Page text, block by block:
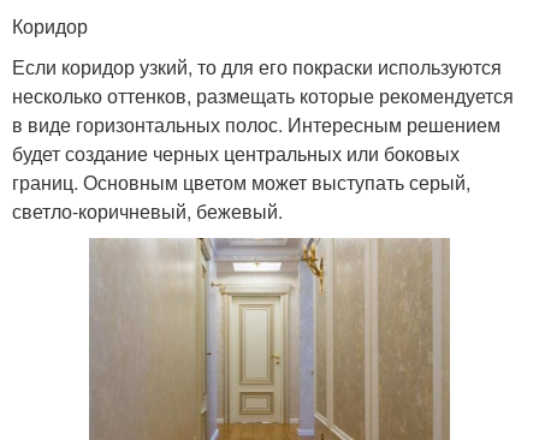
Коридор
Если коридор узкий, то для его покраски используются
несколько оттенков, размещать которые рекомендуется
в виде горизонтальных полос. Интересным решением
будет создание черных центральных или боковых
границ. Основным цветом может выступать серый,
светло-коричневый, бежевый.